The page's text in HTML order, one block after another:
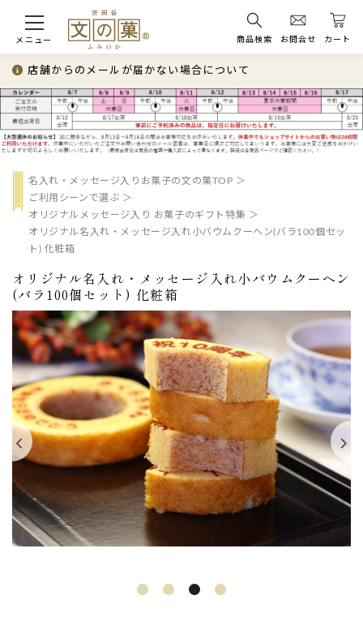
メニュー 商品検索 お問合せ カート
店舗からのメールが届かない場合について
名入れ・メッセージ入りお菓子の文の菓TOP
ご利用シーンで選ぶ
オリジナルメッセージ入り お菓子のギフト特集
オリジナル名入れ・メッセージ入れ小バウムクーヘン(バラ100個セッ
ト) 化粧箱
オリジナル名入れ・メッセージ入れ小バウムクーヘン
(バラ100個セット) 化粧箱